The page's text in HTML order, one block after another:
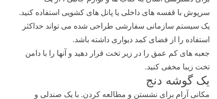
سرپوش با قفسه های داخلی یا پانل های کشویی استفاده کنید.
یک سیستم سازمانی سفارشی طراحی شده می تواند حداکثر
استفاده را از فضای کمد دیواری داشته باشد.
جعبه های کم عمق را در زیر تخت قرار دهید و آنها را با دامن
تخت زیبا مخفی کنید.
یک گوشه دنج
مکانی آرام برای نشستن و مطالعه کردن. با یک صندلی و